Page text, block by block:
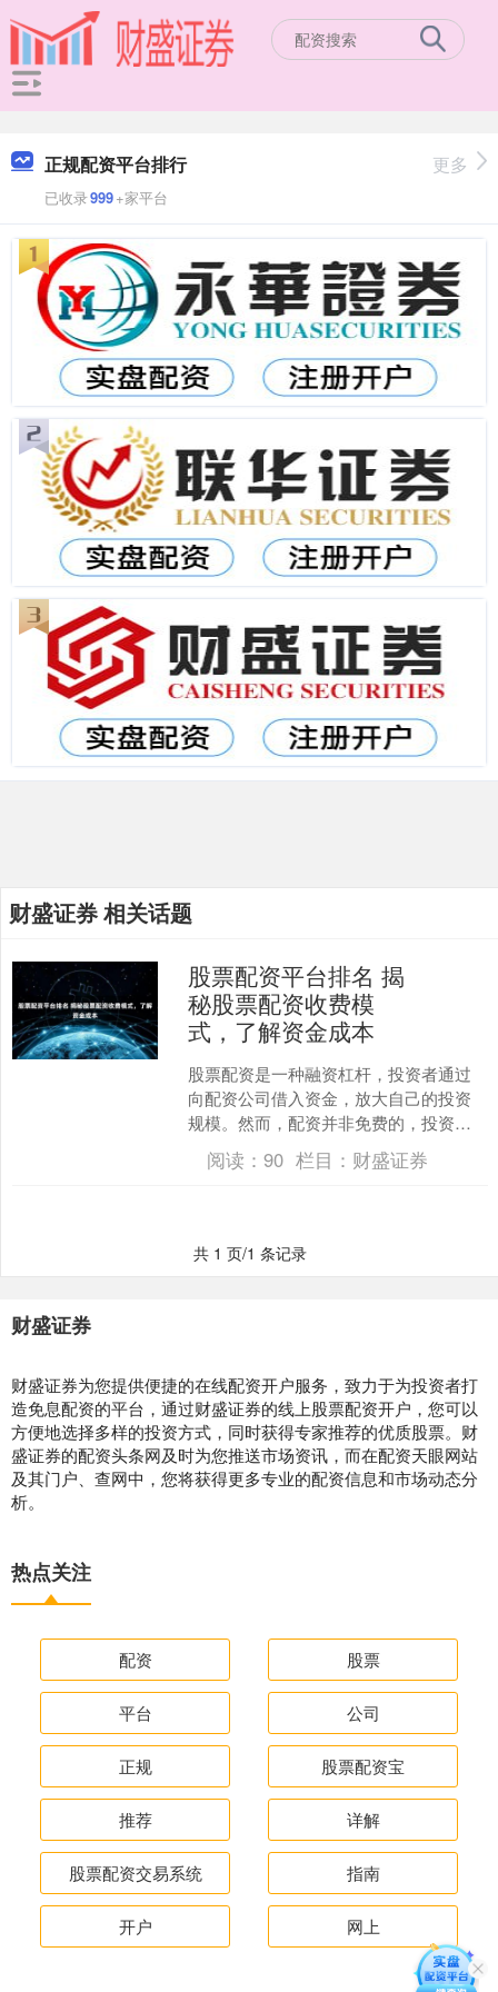
正规配资平台排行
已收录999+家平台
更多
财盛证券 相关话题
股票配资平台排名 揭
秘股票配资收费模
式，了解资金成本
股票配资是一种融资杠杆，投资者通过
向配资公司借入资金，放大自己的投资
规模。然而，配资并非免费的，投资者
需要支付一定的费用。 * **放大投资本
金：**通过配资，....
阅读： 90 栏目： 财盛证券
共 1 页/1 条记录
财盛证券
财盛证券为您提供便捷的在线配资开户服务，致力于为投资者打
造免息配资的平台，通过财盛证券的线上股票配资开户，您可以
方便地选择多样的投资方式，同时获得专家推荐的优质股票。财
盛证券的配资头条网及时为您推送市场资讯，而在配资天眼网站
及其门户、查网中，您将获得更多专业的配资信息和市场动态分
析。
热点关注
配资 股票
平台 公司
正规 股票配资宝
推荐 详解
股票配资交易系统 指南
开户 网上